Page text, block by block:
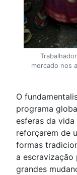
mercado nos
O
programa
esferas da
reforçarem de
formas
a escravização
grandes